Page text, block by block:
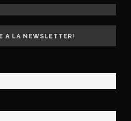
A LA NEWSLETTER!